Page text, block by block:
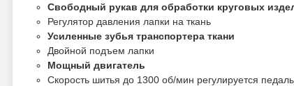
Свободный рукав для обработки круговых
Регулятор давления лапки на ткань
Усиленные зубья транспортера ткани
Двойной подъем лапки
Мощный двигатель
Скорость шитья до 1300 об/мин регулируется